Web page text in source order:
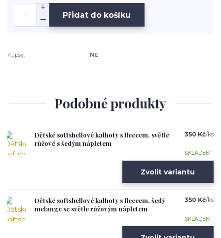
Přidat do košíku
Kapsy: NE
Podobné produkty
Dětské softshellové kalhoty s fleecem, světle
růžové s šedým nápletem
350 Kč/ks
SKLADEM
Zvolit variantu
Dětské softshellové kalhoty s fleecem, šedý
melange se světle růžovým nápletem
350 Kč/ks
SKLADEM